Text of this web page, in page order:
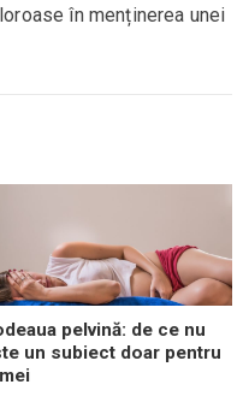
în menținerea unei
pelvină: de ce nu
un subiect doar pentru